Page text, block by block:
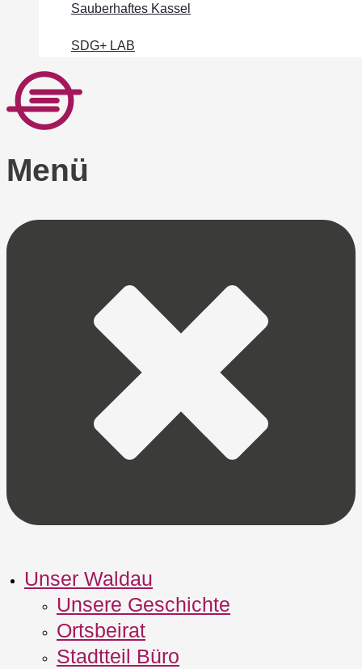
Sauberhaftes Kassel
SDG+ LAB
Menü
Unser Waldau
Unsere Geschichte
Ortsbeirat
Stadtteil Büro